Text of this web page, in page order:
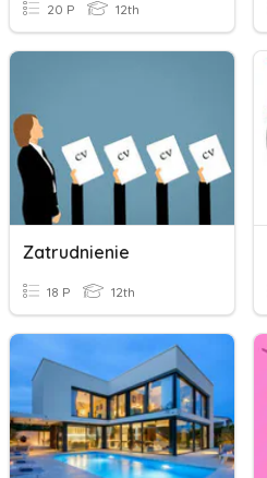
20 P 12th
Zatrudnienie
18 P 12th